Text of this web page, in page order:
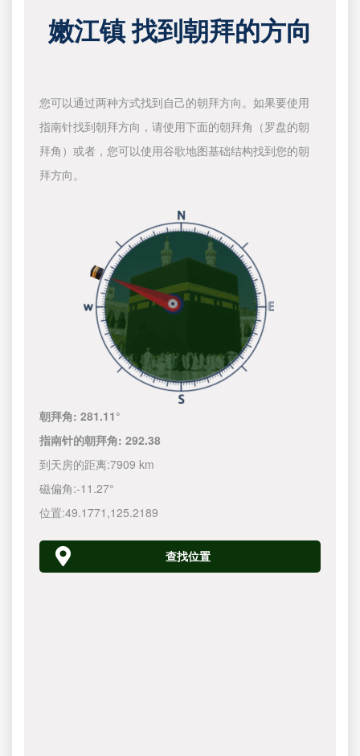
嫩江镇 找到朝拜的方向
您可以通过两种方式找到自己的朝拜方向。如果要使用
指南针找到朝拜方向，请使用下面的朝拜角（罗盘的朝
拜角）或者，您可以使用谷歌地图基础结构找到您的朝
拜方向。
朝拜角:281.11°
指南针的朝拜角:292.38
到天房的距离:7909 km
磁偏角:-11.27°
位置:49.1771 ,125.2190
查找位置